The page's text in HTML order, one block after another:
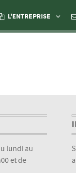
L'ENTREPRISE
lundi au
et de